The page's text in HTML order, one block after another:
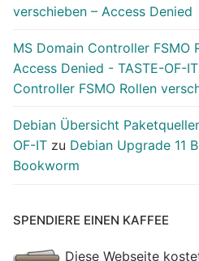
verschieben – Access Denied
MS Domain Controller FSMO
Access Denied - TASTE-OF-IT
Controller FSMO Rollen
Debian Übersicht
OF-IT zu Debian Upgrade 11
Bookworm
SPENDIERE EINEN KAFFEE
Diese Webseite